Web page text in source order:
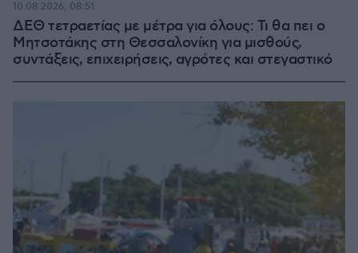
ΔΕΘ τετραετίας με μέτρα για όλους: Τι θα πει ο
Μητσοτάκης στη Θεσσαλονίκη για μισθούς,
συντάξεις, επιχειρήσεις, αγρότες και στεγαστικό
10.08.2026, 08:51